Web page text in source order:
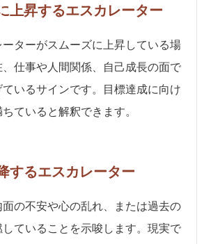
上昇するエスカレーター
ターがスムーズに上昇している場
仕事や人間関係、自己成長の面で
いるサインです。目標達成に向け
ていると解釈できます。
するエスカレーター
の不安や心の乱れ、または過去の
ていることを示唆します。現実で